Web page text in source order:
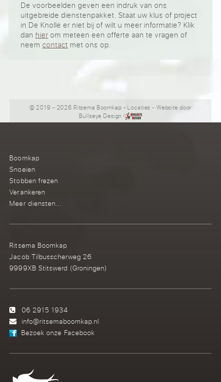
De voorbeelden geven een indruk van ons
uitgebreide dienstenpakket. Staat uw klus of project
in De Knolle er niet bij of wilt u meer informatie? Klik
dan hierom meteen een offerte aan te vragen of
neem contact met ons op.
© 2019 - 2026 Ritsema Boomkap -Locaties - Website door
Bullseye Design
Boomkap
Snoeien
Stobben frezen
Verankeren
Meer diensten...
Ritsema Boomkap
Jacob Tilbusscherweg 26
9999XB Stitswerd (Groningen)
06 2915 1934
info@ritsemaboomkap.nl
Bezoek onze Facebook